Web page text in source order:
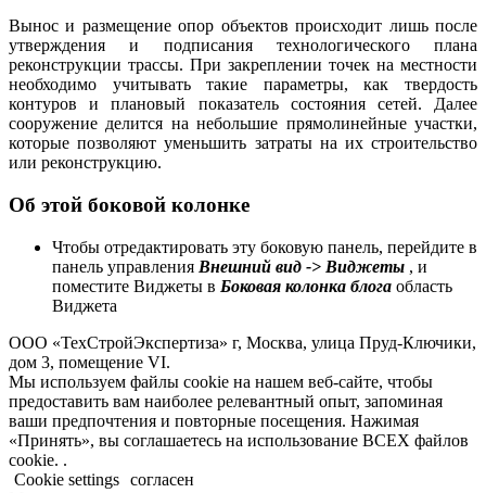
Вынос и размещение опор объектов происходит лишь после
утверждения и подписания технологического плана
реконструкции трассы. При закреплении точек на местности
необходимо учитывать такие параметры, как твердость
контуров и плановый показатель состояния сетей. Далее
сооружение делится на небольшие прямолинейные участки,
которые позволяют уменьшить затраты на их строительство
или реконструкцию.
Об этой боковой колонке
Чтобы отредактировать эту боковую панель, перейдите в
панель управления Внешний вид -> Виджеты , и
поместите Виджеты в Боковая колонка блога область
Виджета
ООО «ТехСтройЭкспертиза» г, Москва, улица Пруд-Ключики,
дом 3, помещение VI.
Мы используем файлы cookie на нашем веб-сайте, чтобы
предоставить вам наиболее релевантный опыт, запоминая
ваши предпочтения и повторные посещения. Нажимая
«Принять», вы соглашаетесь на использование ВСЕХ файлов
cookie. .
Cookie settings согласен